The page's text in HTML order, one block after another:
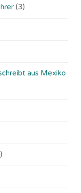
(3)
aus Mexiko